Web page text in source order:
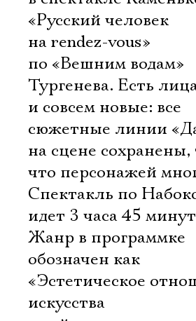
«Русский человек
на rendez-vous»
по «Вешним водам»
Тургенева. Есть
и совсем новые: все
сюжетные линии
на сцене сохранены,
что персонажей
Спектакль по
идет 3 часа 45
Жанр в программке
обозначен как
«Эстетическое
искусства